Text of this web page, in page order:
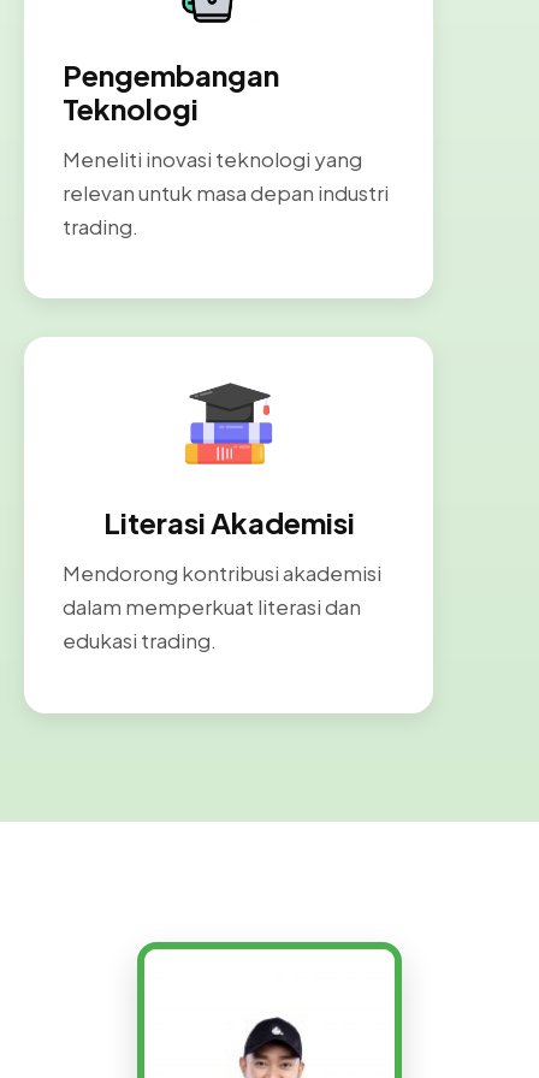
Pengembangan
Teknologi
Meneliti inovasi teknologi yang
relevan untuk masa depan industri
trading.
Literasi Akademisi
Mendorong kontribusi akademisi
dalam memperkuat literasi dan
edukasi trading.